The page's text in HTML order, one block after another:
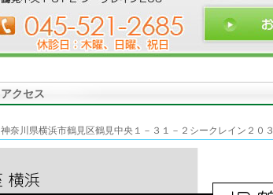
アクセス
神奈川県横浜市鶴見区鶴見中央１－３１－２シークレイン２０３